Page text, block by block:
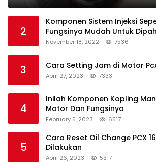
2
Komponen Sistem Injeksi
Fungsinya Mudah Untuk
November 18, 2022 7536
3 Cara Setting Jam di Motor
April 27, 2023 7333
4
Inilah Komponen Kopling
Motor Dan Fungsinya
February 5, 2023 6517
5
Cara Reset Oil Change PCX
Dilakukan
April 26, 2023 5317